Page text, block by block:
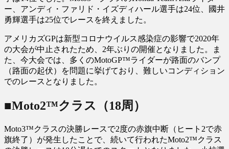
ー、アンディ・ファリド・イズディハール選手は24位、國井
勇輝選手は25位でレースを終えました。
アメリカズGPは新型コロナウイルス感染症の影響で2020年
の大会が中止されたため、2年ぶりの開催となりました。ま
た、今大会では、多くのMotoGP™ライダーが路面のバンプ
（路面の起伏）を問題に挙げており、難しいコンディション
でのレースとなりました。
■Moto2™クラス（18周）
Moto3™クラスの決勝レースで2度の赤旗中断（ヒート2で赤
旗終了）が発生したことで、続いて行われたMoto2™クラス